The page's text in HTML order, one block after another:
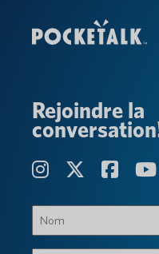
Rejoindre la
(Obligatoire)